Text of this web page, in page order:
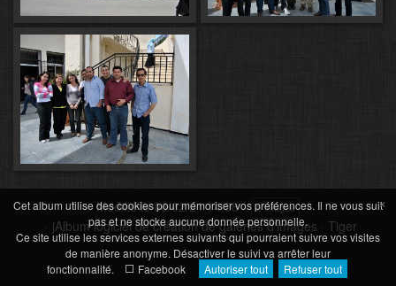
Modifié le06/02/21 14:58 5 images
jAlbum logiciel de création de galeries d'images Tiger
×
Cet album utilise des cookies pour mémoriser vos préférences. Il ne vous suit
pas et ne stocke aucune donnée personnelle.
Ce site utilise les services externes suivants qui pourraient suivre vos visites
de manière anonyme. Désactiver le suivi va arrêter leur
fonctionnalité.
Facebook Autoriser tout Refuser tout